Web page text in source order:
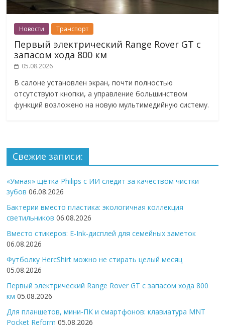
Новости Транспорт
Первый электрический Range Rover GT с
запасом хода 800 км
05.08.2026
В салоне установлен экран, почти полностью
отсутствуют кнопки, а управление большинством
функций возложено на новую мультимедийную систему.
Свежие записи:
«Умная» щётка Philips с ИИ следит за качеством чистки
зубов 06.08.2026
Бактерии вместо пластика: экологичная коллекция
светильников 06.08.2026
Вместо стикеров: E-Ink-дисплей для семейных заметок
06.08.2026
Футболку HercShirt можно не стирать целый месяц
05.08.2026
Первый электрический Range Rover GT с запасом хода 800
км 05.08.2026
Для планшетов, мини-ПК и смартфонов: клавиатура MNT
Pocket Reform 05.08.2026